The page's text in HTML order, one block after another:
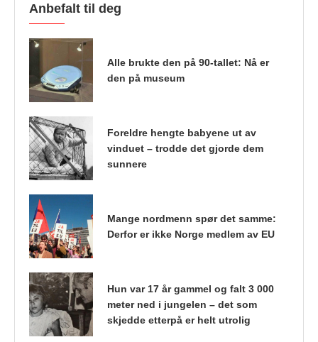
Anbefalt til deg
Alle brukte den på 90-tallet: Nå er
den på museum
Foreldre hengte babyene ut av
vinduet – trodde det gjorde dem
sunnere
Mange nordmenn spør det samme:
Derfor er ikke Norge medlem av EU
Hun var 17 år gammel og falt 3 000
meter ned i jungelen – det som
skjedde etterpå er helt utrolig